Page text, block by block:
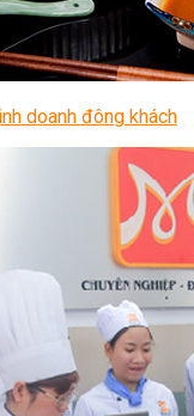
doanh đông khách